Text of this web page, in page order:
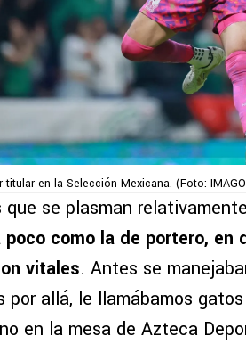
titular en la Selección Mexicana. (Foto:
que se plasman
como la de portero, en
vitales. Antes se
por allá, le llamábamos
en la mesa de Azteca